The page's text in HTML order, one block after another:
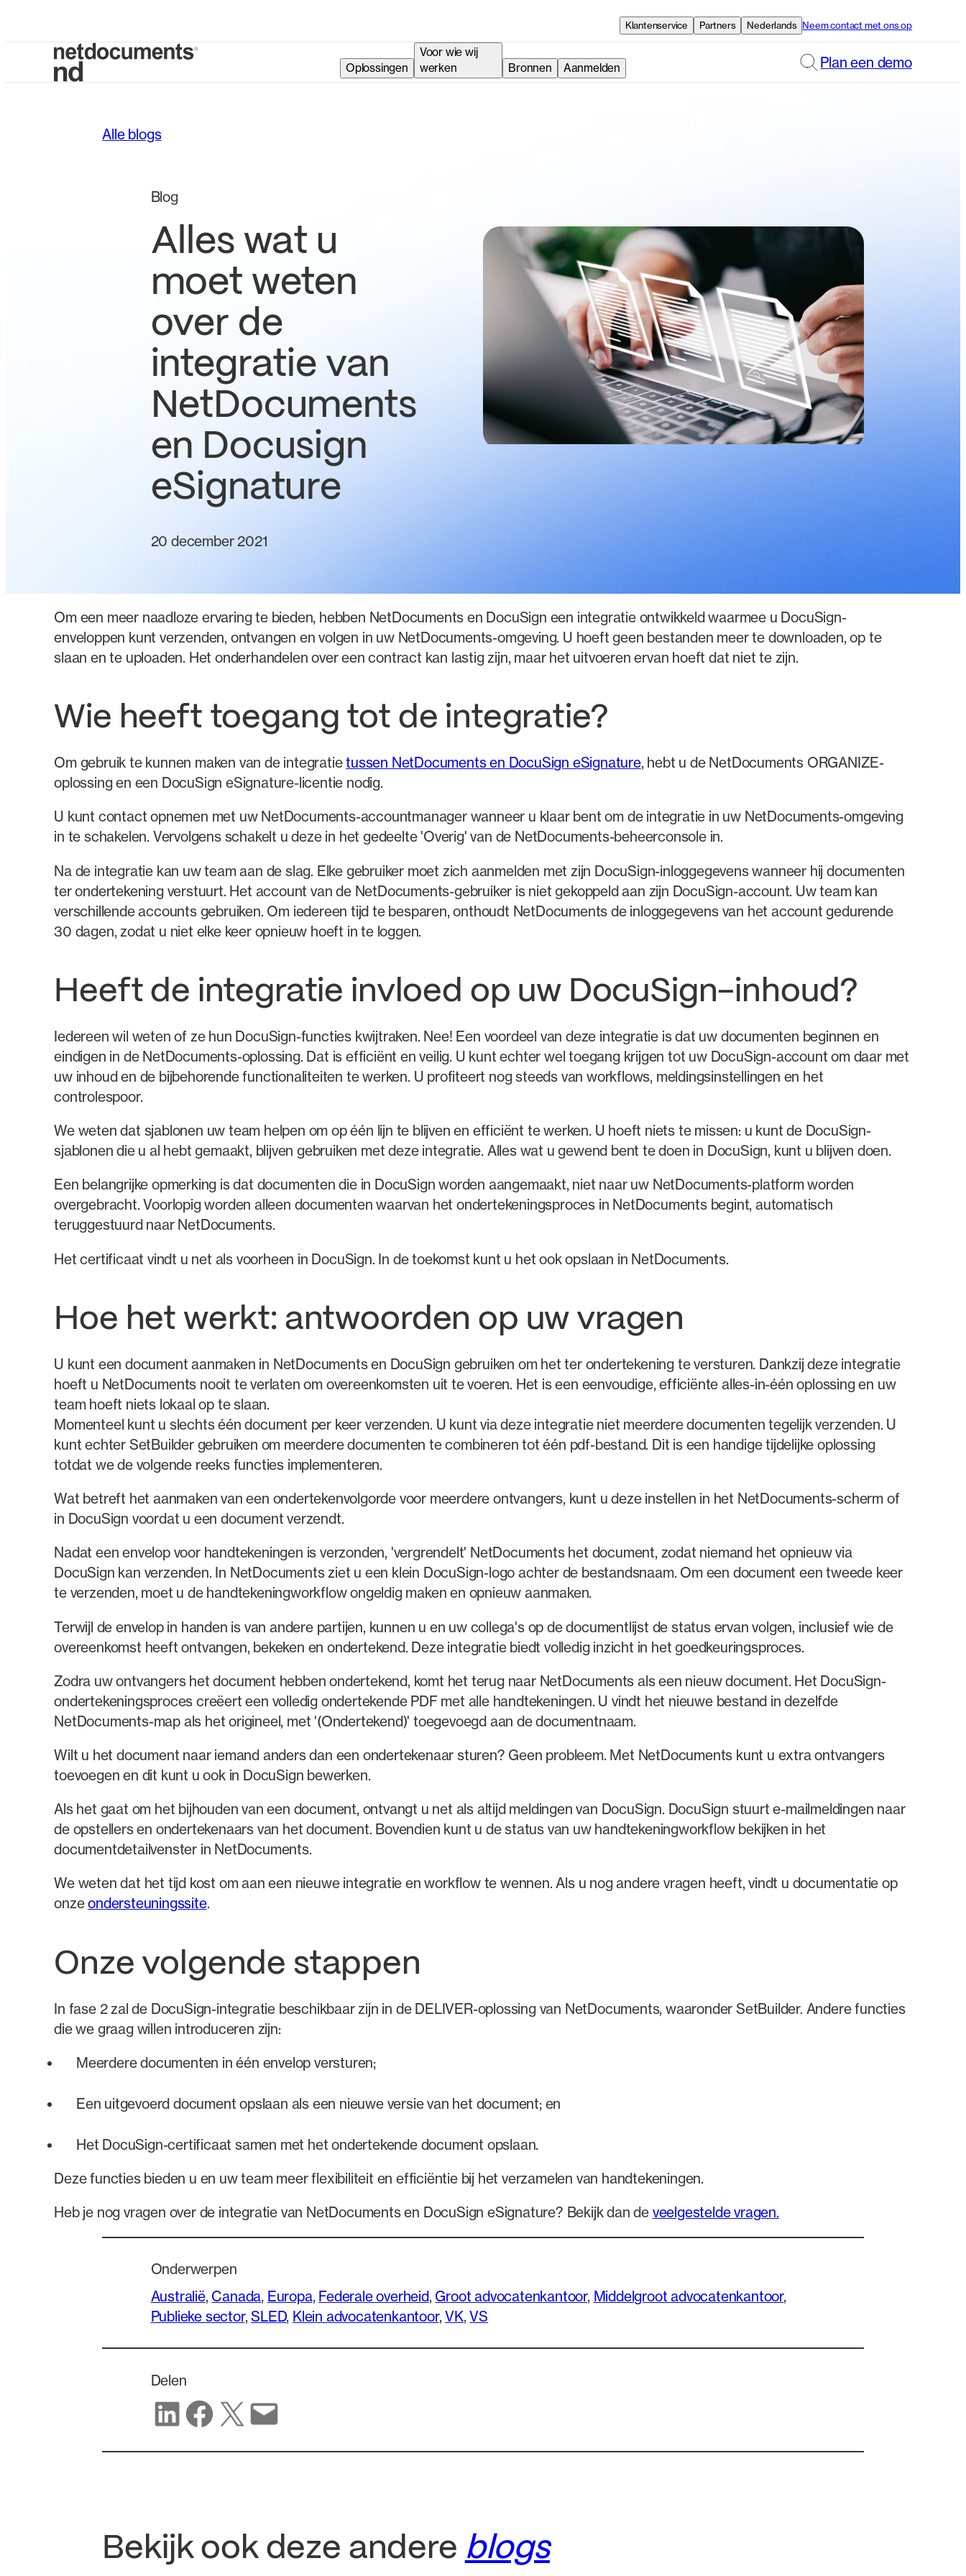
Klantenservice Partners Nederlands Neem contact met ons op
Oplossingen
Voor wie wij
werken
Bronnen Aanmelden Plan een demo
Alle blogs
Blog
Alles wat u
moet weten
over de
integratie van
NetDocuments
en Docusign
eSignature
20 december 2021
Om een meer naadloze ervaring te bieden, hebben NetDocuments en DocuSign een integratie ontwikkeld waarmee u DocuSign-
enveloppen kunt verzenden, ontvangen en volgen in uw NetDocuments-omgeving. U hoeft geen bestanden meer te downloaden, op te
slaan en te uploaden. Het onderhandelen over een contract kan lastig zijn, maar het uitvoeren ervan hoeft dat niet te zijn.
Wie heeft toegang tot de integratie?
Om gebruik te kunnen maken van de integratietussen NetDocuments en DocuSign eSignature, hebt u de NetDocuments ORGANIZE-
oplossing en een DocuSign eSignature-licentie nodig.
U kunt contact opnemen met uw NetDocuments-accountmanager wanneer u klaar bent om de integratie in uw NetDocuments-omgeving
in te schakelen. Vervolgens schakelt u deze in het gedeelte 'Overig' van de NetDocuments-beheerconsole in.
Na de integratie kan uw team aan de slag. Elke gebruiker moet zich aanmelden met zijn DocuSign-inloggegevens wanneer hij documenten
ter ondertekening verstuurt. Het account van de NetDocuments-gebruiker is niet gekoppeld aan zijn DocuSign-account. Uw team kan
verschillende accounts gebruiken. Om iedereen tijd te besparen, onthoudt NetDocuments de inloggegevens van het account gedurende
30 dagen, zodat u niet elke keer opnieuw hoeft in te loggen.
Heeft de integratie invloed op uw DocuSign-inhoud?
Iedereen wil weten of ze hun DocuSign-functies kwijtraken. Nee! Een voordeel van deze integratie is dat uw documenten beginnen en
eindigen in de NetDocuments-oplossing. Dat is efficiënt en veilig. U kunt echter wel toegang krijgen tot uw DocuSign-account om daar met
uw inhoud en de bijbehorende functionaliteiten te werken. U profiteert nog steeds van workflows, meldingsinstellingen en het
controlespoor.
We weten dat sjablonen uw team helpen om op één lijn te blijven en efficiënt te werken. U hoeft niets te missen: u kunt de DocuSign-
sjablonen die u al hebt gemaakt, blijven gebruiken met deze integratie. Alles wat u gewend bent te doen in DocuSign, kunt u blijven doen.
Een belangrijke opmerking is dat documenten die in DocuSign worden aangemaakt, niet naar uw NetDocuments-platform worden
overgebracht. Voorlopig worden alleen documenten waarvan het ondertekeningsproces in NetDocuments begint, automatisch
teruggestuurd naar NetDocuments.
Het certificaat vindt u net als voorheen in DocuSign. In de toekomst kunt u het ook opslaan in NetDocuments.
Hoe het werkt: antwoorden op uw vragen
U kunt een document aanmaken in NetDocuments en DocuSign gebruiken om het ter ondertekening te versturen. Dankzij deze integratie
hoeft u NetDocuments nooit te verlaten om overeenkomsten uit te voeren. Het is een eenvoudige, efficiënte alles-in-één oplossing en uw
team hoeft niets lokaal op te slaan.
Momenteel kunt u slechts één document per keer verzenden. U kunt via deze integratie niet meerdere documenten tegelijk verzenden. U
kunt echter SetBuilder gebruiken om meerdere documenten te combineren tot één pdf-bestand. Dit is een handige tijdelijke oplossing
totdat we de volgende reeks functies implementeren.
Wat betreft het aanmaken van een ondertekenvolgorde voor meerdere ontvangers, kunt u deze instellen in het NetDocuments-scherm of
in DocuSign voordat u een document verzendt.
Nadat een envelop voor handtekeningen is verzonden, 'vergrendelt' NetDocuments het document, zodat niemand het opnieuw via
DocuSign kan verzenden. In NetDocuments ziet u een klein DocuSign-logo achter de bestandsnaam. Om een document een tweede keer
te verzenden, moet u de handtekeningworkflow ongeldig maken en opnieuw aanmaken.
Terwijl de envelop in handen is van andere partijen, kunnen u en uw collega's op de documentlijst de status ervan volgen, inclusief wie de
overeenkomst heeft ontvangen, bekeken en ondertekend. Deze integratie biedt volledig inzicht in het goedkeuringsproces.
Zodra uw ontvangers het document hebben ondertekend, komt het terug naar NetDocuments als een nieuw document. Het DocuSign-
ondertekeningsproces creëert een volledig ondertekende PDF met alle handtekeningen. U vindt het nieuwe bestand in dezelfde
NetDocuments-map als het origineel, met '(Ondertekend)' toegevoegd aan de documentnaam.
Wilt u het document naar iemand anders dan een ondertekenaar sturen? Geen probleem. Met NetDocuments kunt u extra ontvangers
toevoegen en dit kunt u ook in DocuSign bewerken.
Als het gaat om het bijhouden van een document, ontvangt u net als altijd meldingen van DocuSign. DocuSign stuurt e-mailmeldingen naar
de opstellers en ondertekenaars van het document. Bovendien kunt u de status van uw handtekeningworkflow bekijken in het
documentdetailvenster in NetDocuments.
We weten dat het tijd kost om aan een nieuwe integratie en workflow te wennen. Als u nog andere vragen heeft, vindt u documentatie op
onzeondersteuningssite.
Onze volgende stappen
In fase 2 zal de DocuSign-integratie beschikbaar zijn in de DELIVER-oplossing van NetDocuments, waaronder SetBuilder. Andere functies
die we graag willen introduceren zijn:
Meerdere documenten in één envelop versturen;
Een uitgevoerd document opslaan als een nieuwe versie van het document; en
Het DocuSign-certificaat samen met het ondertekende document opslaan.
Deze functies bieden u en uw team meer flexibiliteit en efficiëntie bij het verzamelen van handtekeningen.
Heb je nog vragen over de integratie van NetDocuments en DocuSign eSignature? Bekijk dan de veelgestelde vragen.
Onderwerpen
Australië, Canada, Europa, Federale overheid, Groot advocatenkantoor, Middelgroot advocatenkantoor
Publieke sector, SLED, Klein advocatenkantoor, VK, VS
Delen
Delen op LinkedIn
Delen op Facebook
Delen op X Delen via e-mail
Bekijk ook deze andere blogs